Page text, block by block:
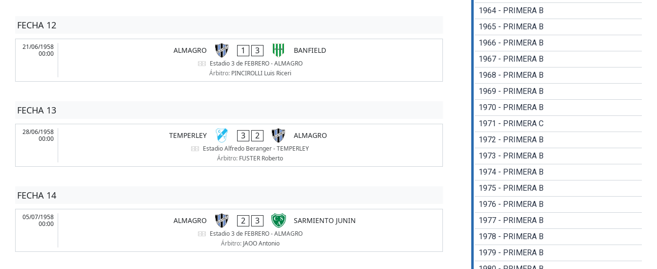
FECHA 12
21/06/1958
00:00
ALMAGRO 1 3 BANFIELD
Estadio 3 de FEBRERO - ALMAGRO
Árbitro: PINCIROLLI Luis Riceri
FECHA 13
28/06/1958
00:00
TEMPERLEY 3 2 ALMAGRO
Estadio Alfredo Beranger - TEMPERLEY
Árbitro: FUSTER Roberto
FECHA 14
05/07/1958
00:00
ALMAGRO 2 3 SARMIENTO JUNIN
Estadio 3 de FEBRERO - ALMAGRO
Árbitro: JAOO Antonio
1964 - PRIMERA B
1965 - PRIMERA B
1966 - PRIMERA B
1967 - PRIMERA B
1968 - PRIMERA B
1969 - PRIMERA B
1970 - PRIMERA B
1971 - PRIMERA C
1972 - PRIMERA B
1973 - PRIMERA B
1974 - PRIMERA B
1975 - PRIMERA B
1976 - PRIMERA B
1977 - PRIMERA B
1978 - PRIMERA B
1979 - PRIMERA B